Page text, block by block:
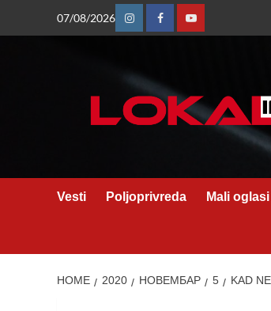
07/08/2026
InstagramFacebookYoutube
Vesti Poljoprivreda Mali oglasi
HOME 2020 НОВЕМБАР 5 KAD